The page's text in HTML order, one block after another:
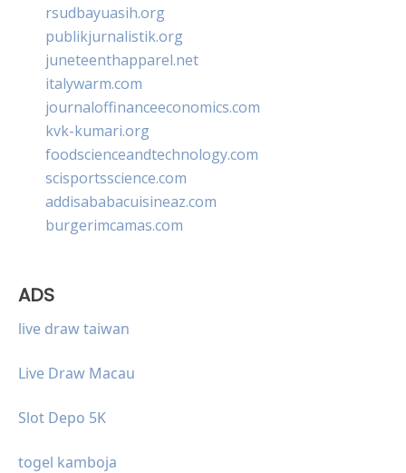
rsudbayuasih.org
publikjurnalistik.org
juneteenthapparel.net
italywarm.com
journaloffinanceeconomics.com
kvk-kumari.org
foodscienceandtechnology.com
scisportsscience.com
addisababacuisineaz.com
burgerimcamas.com
ADS
live draw taiwan
Live Draw Macau
Slot Depo 5K
togel kamboja